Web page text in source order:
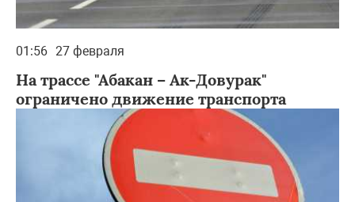
01:56 27 февраля
На трассе "Абакан – Ак-Довурак"
ограничено движение транспорта